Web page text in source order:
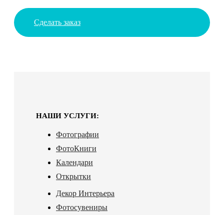
Сделать заказ
НАШИ УСЛУГИ:
Фотографии
ФотоКниги
Календари
Открытки
Декор Интерьера
Фотосувениры